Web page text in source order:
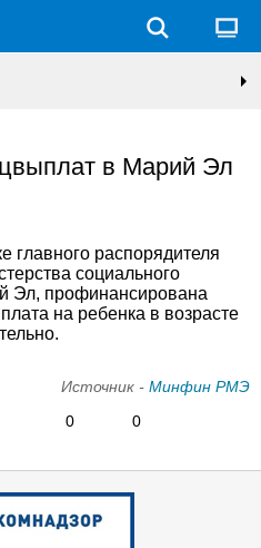
в Марий Эл
главного распорядителя
социального
Эл, профинансирована
на ребенка в возрасте
Источник - Минфин РМЭ
0
0